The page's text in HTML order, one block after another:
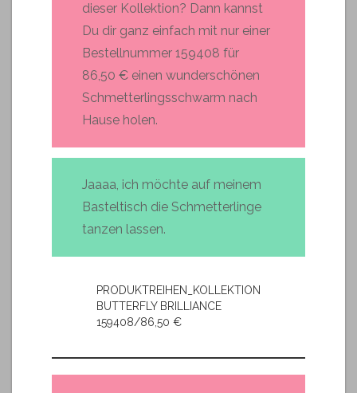
dieser Kollektion? Dann kannst
Du dir ganz einfach mit nur einer
Bestellnummer 159408 für
86,50 € einen wunderschönen
Schmetterlingsschwarm nach
Hause holen.
Jaaaa, ich möchte auf meinem
Basteltisch die Schmetterlinge
tanzen lassen.
PRODUKTREIHEN_KOLLEKTION
BUTTERFLY BRILLIANCE
159408/86,50 €